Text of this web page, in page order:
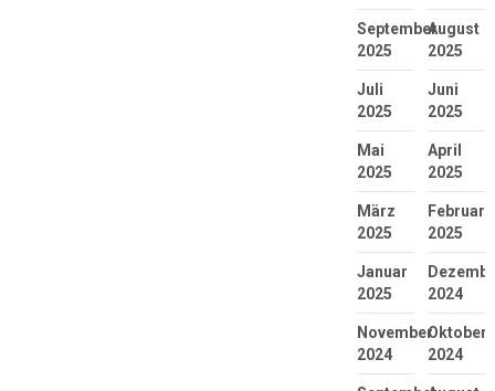
September
2025
August
2025
Juli
2025
Juni
2025
Mai
2025
April
2025
März
2025
Februar
2025
Januar
2025
2024
November
2024
Oktober
2024